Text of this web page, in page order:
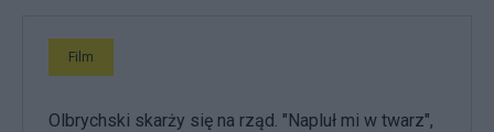
Film
Olbrychski skarży się na rząd. "Napluł mi w twarz",